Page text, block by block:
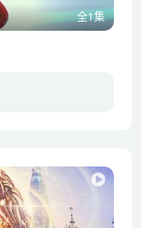
全1集